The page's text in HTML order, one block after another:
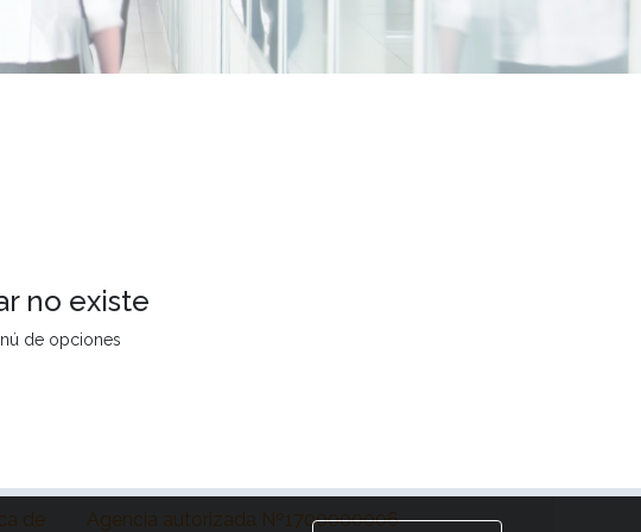
no existe
de opciones
de Agencia autorizada Nº1700000006